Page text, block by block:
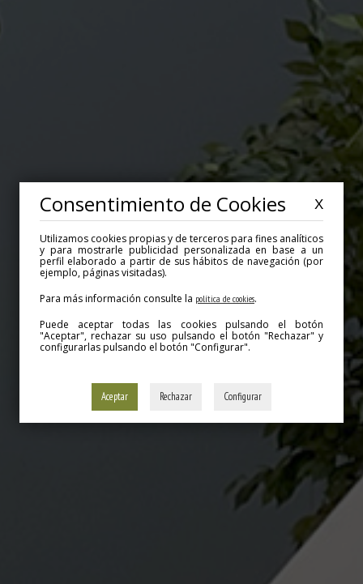
X
Consentimiento de Cookies
Utilizamos cookies propias y de terceros para fines analíticos
y para mostrarle publicidad personalizada en base a un
perfil elaborado a partir de sus hábitos de navegación (por
ejemplo, páginas visitadas).
Para más información consulte la política de cookies.
Puede aceptar todas las cookies pulsando el botón
"Aceptar", rechazar su uso pulsando el botón "Rechazar" y
configurarlas pulsando el botón "Configurar".
Aceptar Rechazar Configurar